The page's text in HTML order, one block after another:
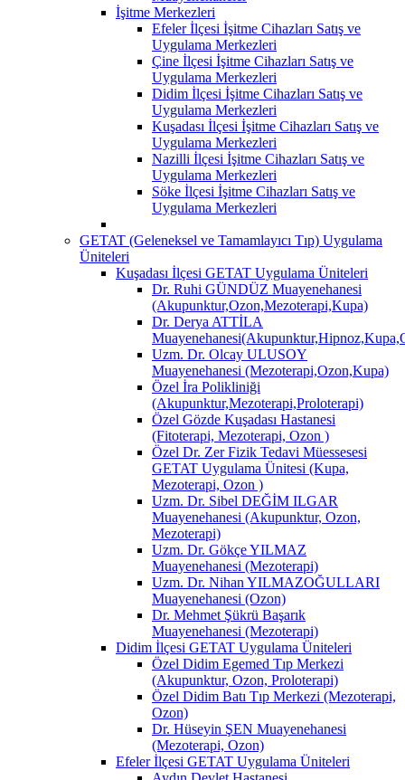
İşitme Merkezleri
Efeler İlçesi İşitme Cihazları Satış ve
Uygulama Merkezleri
Çine İlçesi İşitme Cihazları Satış ve
Uygulama Merkezleri
Didim İlçesi İşitme Cihazları Satış ve
Uygulama Merkezleri
Kuşadası İlçesi İşitme Cihazları Satış ve
Uygulama Merkezleri
Nazilli İlçesi İşitme Cihazları Satış ve
Uygulama Merkezleri
Söke İlçesi İşitme Cihazları Satış ve
Uygulama Merkezleri
GETAT (Geleneksel ve Tamamlayıcı Tıp) Uygulama
Üniteleri
Kuşadası İlçesi GETAT Uygulama Üniteleri
Dr. Ruhi GÜNDÜZ Muayenehanesi
(Akupunktur,Ozon,Mezoterapi,Kupa)
Dr. Derya ATTİLA
Uzm. Dr. Olcay ULUSOY
Muayenehanesi (Mezoterapi,Ozon,Kupa)
Özel İra Polikliniği
(Akupunktur,Mezoterapi,Proloterapi)
Özel Gözde Kuşadası Hastanesi
(Fitoterapi, Mezoterapi, Ozon )
Özel Dr. Zer Fizik Tedavi Müessesesi
GETAT Uygulama Ünitesi (Kupa,
Mezoterapi, Ozon )
Uzm. Dr. Sibel DEĞİM ILGAR
Muayenehanesi (Akupunktur, Ozon,
Mezoterapi)
Uzm. Dr. Gökçe YILMAZ
Muayenehanesi (Mezoterapi)
Uzm. Dr. Nihan YILMAZOĞULLARI
Muayenehanesi (Ozon)
Dr. Mehmet Şükrü Başarık
Muayenehanesi (Mezoterapi)
Didim İlçesi GETAT Uygulama Üniteleri
Özel Didim Egemed Tıp Merkezi
(Akupunktur, Ozon, Proloterapi)
Özel Didim Batı Tıp Merkezi (Mezoterapi,
Ozon)
Dr. Hüseyin ŞEN Muayenehanesi
(Mezoterapi, Ozon)
Efeler İlçesi GETAT Uygulama Üniteleri